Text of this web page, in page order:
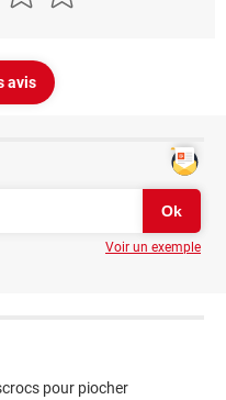
avis
Voir un exemple
pour piocher